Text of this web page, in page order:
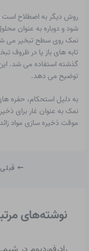
روش دیگر به اصطلاح است
شود و دوباره به عنوان
نمک روی سطح تبخیر می
تابه های باز یا در ظروف
گذشته استفاده می شد.
توضیح می دهد.
به دلیل استحکام، حفره
نمک به عنوان غار برای
موقت ذخیره سازی مواد
قبلی
نوشته‌های